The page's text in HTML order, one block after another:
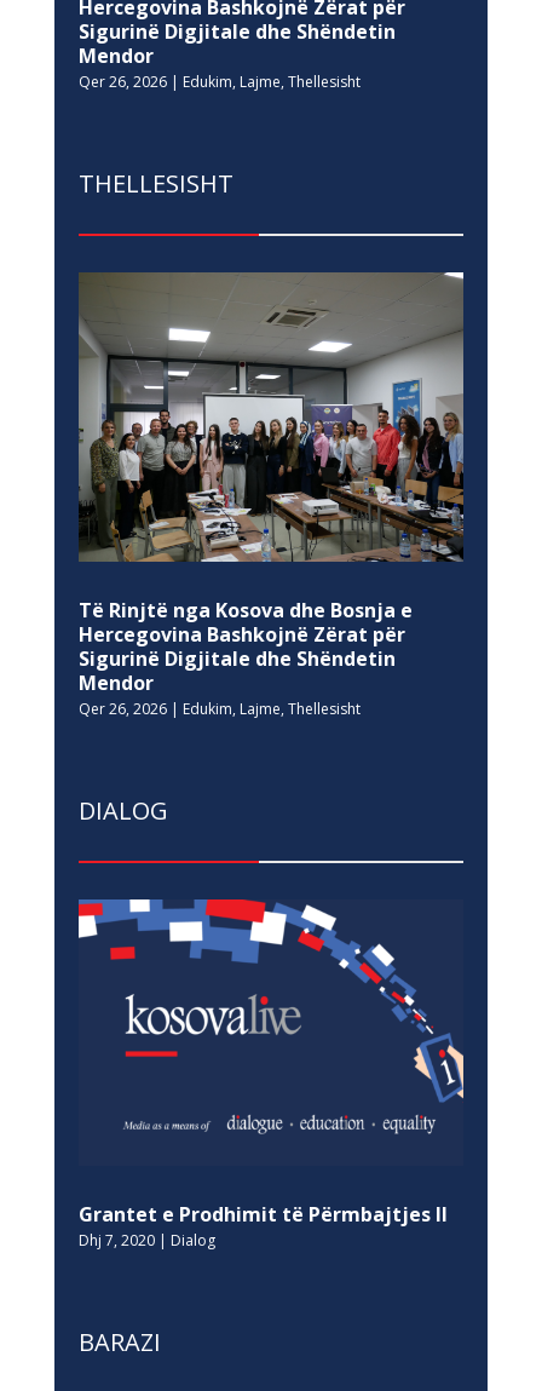
Hercegovina Bashkojnë Zërat për
Sigurinë Digjitale dhe Shëndetin
Mendor
Qer 26, 2026| Edukim, Lajme, Thellesisht
THELLESISHT
Të Rinjtë nga Kosova dhe Bosnja e
Hercegovina Bashkojnë Zërat për
Sigurinë Digjitale dhe Shëndetin
Mendor
Qer 26, 2026| Edukim, Lajme, Thellesisht
DIALOG
Grantet e Prodhimit të Përmbajtjes II
Dhj 7, 2020| Dialog
BARAZI